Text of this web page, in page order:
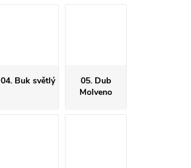
04. Buk světlý
05. Dub
Molveno